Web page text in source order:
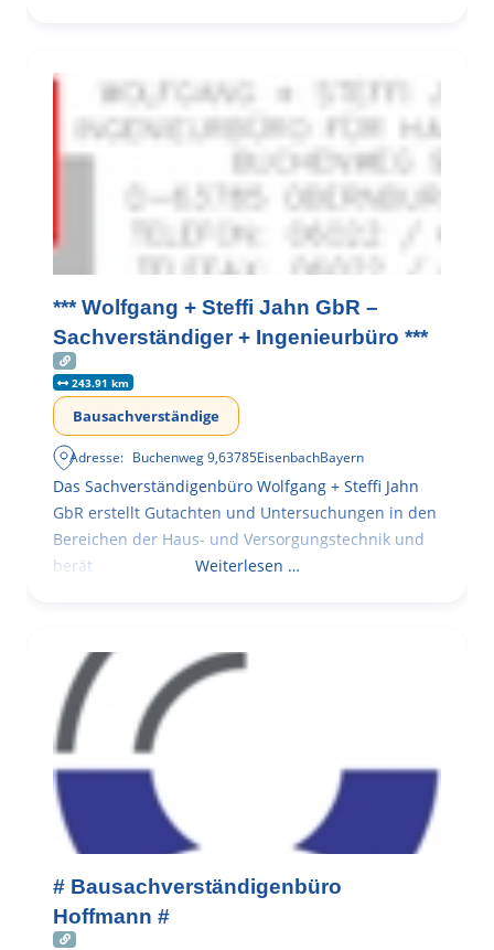
*** Wolfgang + Steffi Jahn GbR –
Sachverständiger + Ingenieurbüro ***
243.91 km
Bausachverständige
Adresse: Buchenweg 9,63785EisenbachBayern
Das Sachverständigenbüro Wolfgang + Steffi Jahn
GbR erstellt Gutachten und Untersuchungen in den
Bereichen der Haus- und Versorgungstechnik und
berät
Weiterlesen …
# Bausachverständigenbüro
Hoffmann #